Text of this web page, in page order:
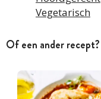
Vegetarisch
Of een ander recept?